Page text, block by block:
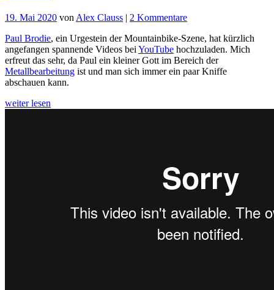
19. Mai 2020 von Alex Clauss | 2 Kommentarezu
Monday:
Paul
Brodie
baut
Paul Brodie, ein Urgestein der Mountainbike-Szene, hat kürzlich
angefangen spannende Videos bei YouTube hochzuladen. Mich
erfreut das sehr, da Paul ein kleiner Gott im Bereich der
Metallbearbeitung ist und man sich immer ein paar Kniffe
abschauen kann.
weiter lesen